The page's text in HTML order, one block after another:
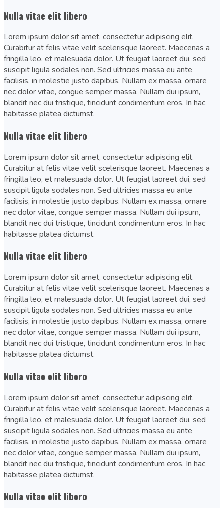
Nulla vitae elit libero
Lorem ipsum dolor sit amet, consectetur adipiscing elit.
Curabitur at felis vitae velit scelerisque laoreet. Maecenas a
fringilla leo, et malesuada dolor. Ut feugiat laoreet dui, sed
suscipit ligula sodales non. Sed ultricies massa eu ante
facilisis, in molestie justo dapibus. Nullam ex massa, ornare
nec dolor vitae, congue semper massa. Nullam dui ipsum,
blandit nec dui tristique, tincidunt condimentum eros. In hac
habitasse platea dictumst.
Nulla vitae elit libero
Lorem ipsum dolor sit amet, consectetur adipiscing elit.
Curabitur at felis vitae velit scelerisque laoreet. Maecenas a
fringilla leo, et malesuada dolor. Ut feugiat laoreet dui, sed
suscipit ligula sodales non. Sed ultricies massa eu ante
facilisis, in molestie justo dapibus. Nullam ex massa, ornare
nec dolor vitae, congue semper massa. Nullam dui ipsum,
blandit nec dui tristique, tincidunt condimentum eros. In hac
habitasse platea dictumst.
Nulla vitae elit libero
Lorem ipsum dolor sit amet, consectetur adipiscing elit.
Curabitur at felis vitae velit scelerisque laoreet. Maecenas a
fringilla leo, et malesuada dolor. Ut feugiat laoreet dui, sed
suscipit ligula sodales non. Sed ultricies massa eu ante
facilisis, in molestie justo dapibus. Nullam ex massa, ornare
nec dolor vitae, congue semper massa. Nullam dui ipsum,
blandit nec dui tristique, tincidunt condimentum eros. In hac
habitasse platea dictumst.
Nulla vitae elit libero
Lorem ipsum dolor sit amet, consectetur adipiscing elit.
Curabitur at felis vitae velit scelerisque laoreet. Maecenas a
fringilla leo, et malesuada dolor. Ut feugiat laoreet dui, sed
suscipit ligula sodales non. Sed ultricies massa eu ante
facilisis, in molestie justo dapibus. Nullam ex massa, ornare
nec dolor vitae, congue semper massa. Nullam dui ipsum,
blandit nec dui tristique, tincidunt condimentum eros. In hac
habitasse platea dictumst.
Nulla vitae elit libero